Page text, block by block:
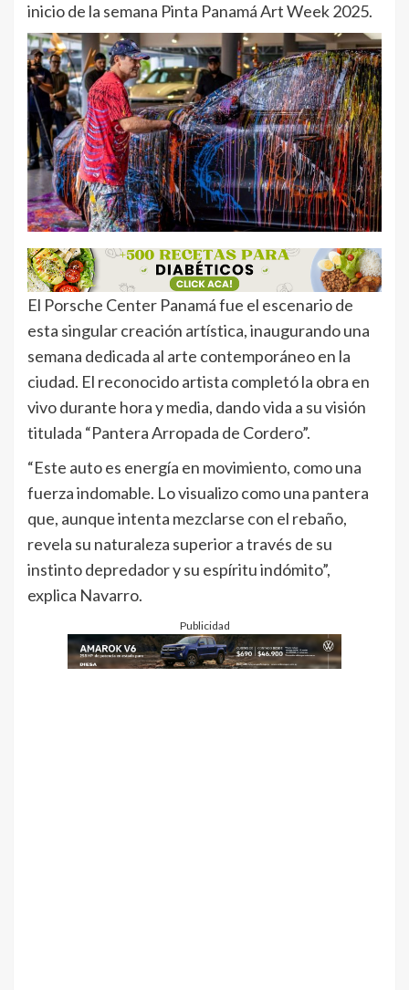
inicio de la semana Pinta Panamá Art Week 2025.
El Porsche Center Panamá fue el escenario de
esta singular creación artística, inaugurando una
semana dedicada al arte contemporáneo en la
ciudad. El reconocido artista completó la obra en
vivo durante hora y media, dando vida a su visión
titulada “Pantera Arropada de Cordero”.
“Este auto es energía en movimiento, como una
fuerza indomable. Lo visualizo como una pantera
que, aunque intenta mezclarse con el rebaño,
revela su naturaleza superior a través de su
instinto depredador y su espíritu indómito”,
explica Navarro.
Publicidad